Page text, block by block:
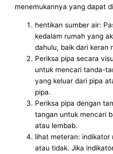
menemukannya yang dapat
hentikan sumber air:
kedalam rumah yang
dahulu, baik dari keran
Periksa pipa secara
untuk mencari tanda-
yang keluar dari pipa
pipa.
Periksa pipa dengan
tangan untuk mencari
atau lembab.
lihat meteran:
atau tidak. Jika